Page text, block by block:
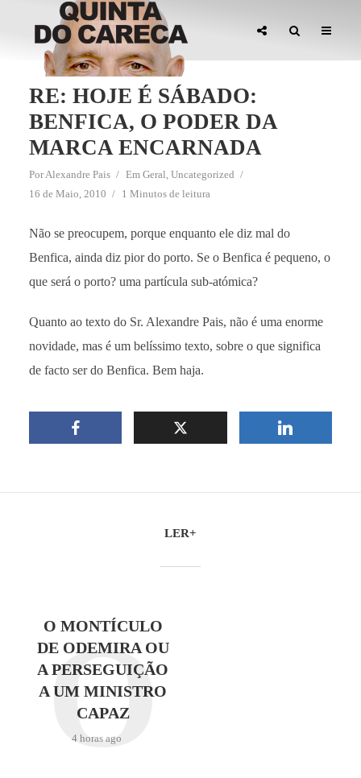
RE: HOJE É SÁBADO:
BENFICA, O PODER DA
MARCA ENCARNADA
PorAlexandre Pais Em Geral, Uncategorized
16 de Maio, 2010
1 Minutos de leitura
Não se preocupem, porque enquanto ele diz mal do
Benfica, ainda diz pior do porto. Se o Benfica é pequeno, o
que será o porto? uma partícula sub-atómica?
Quanto ao texto do Sr. Alexandre Pais, não é uma enorme
novidade, mas é um belíssimo texto, sobre o que significa
de facto ser do Benfica. Bem haja.
LER+
O MONTÍCULO
DE ODEMIRA OU
A PERSEGUIÇÃO
A UM MINISTRO
CAPAZ
4 horas ago
O